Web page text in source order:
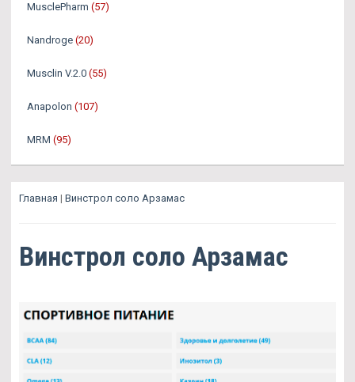
MusclePharm (57)
Nandroge (20)
Musclin V.2.0 (55)
Anapolon (107)
MRM (95)
Главная | Винстрол соло Арзамас
Винстрол соло Арзамас